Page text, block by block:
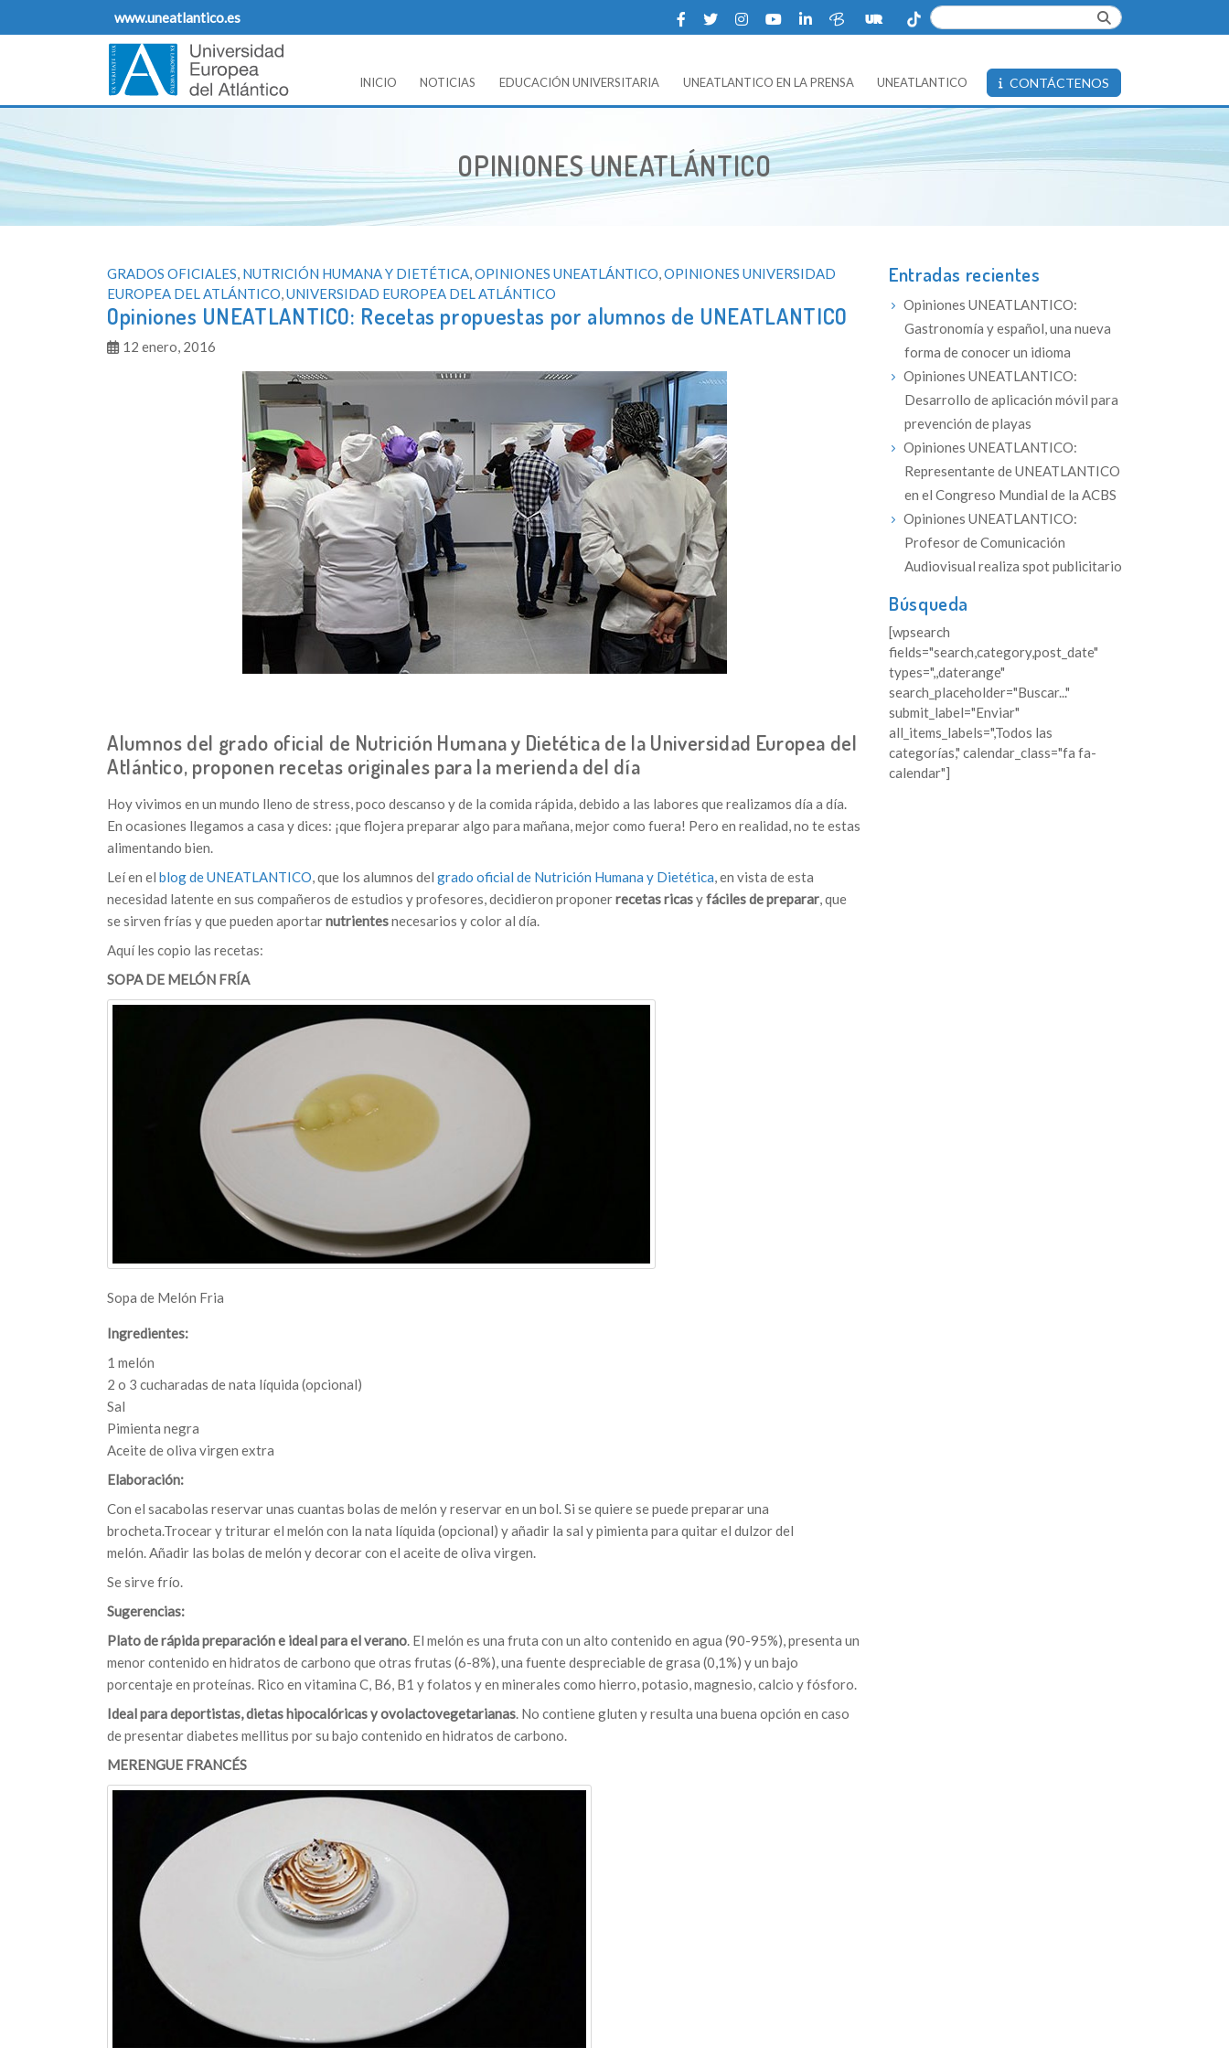
www.uneatlantico.es
Opiniones Universidad Europea del Atlantico
Blog de opiniones, noticias y comentarios sobre UNEATLANTICO (Universidad Europea del Atlántico).
INICIO NOTICIAS EDUCACIÓN UNIVERSITARIA UNEATLANTICO EN LA PRENSA UNEATLANTICO CONTÁCTENOS
OPINIONES UNEATLÁNTICO
GRADOS OFICIALES, NUTRICIÓN HUMANA Y DIETÉTICA,OPINIONES UNEATLÁNTICO,OPINIONES UNIVERSIDAD
EUROPEA DEL ATLÁNTICO,UNIVERSIDAD EUROPEA DEL ATLÁNTICO
Opiniones UNEATLANTICO: Recetas propuestas por alumnos de UNEATLANTICO
12 enero, 2016
Alumnos del grado oficial de Nutrición Humana y Dietética de la Universidad Europea del
Atlántico, proponen recetas originales para la merienda del día
Hoy vivimos en un mundo lleno de stress, poco descanso y de la comida rápida, debido a las labores que realizamos día a día.
En ocasiones llegamos a casa y dices: ¡que flojera preparar algo para mañana, mejor como fuera! Pero en realidad, no te estas
alimentando bien.
Leí en el blog de UNEATLANTICO, que los alumnos del grado oficial de Nutrición Humana y Dietética, en vista de esta
necesidad latente en sus compañeros de estudios y profesores, decidieron proponerrecetas ricasyfáciles de preparar, que
se sirven frías y que pueden aportarnutrientesnecesarios y color al día.
Aquí les copio las recetas:
SOPA DE MELÓN FRÍA
Sopa de Melón Fria
Ingredientes:
1 melón
2 o 3 cucharadas de nata líquida (opcional)
Sal
Pimienta negra
Aceite de oliva virgen extra
Elaboración:
Con el sacabolas reservar unas cuantas bolas de melón y reservar en un bol. Si se quiere se puede preparar una
brocheta.Trocear y triturar el melón con la nata líquida (opcional) y añadir la sal y pimienta para quitar el dulzor del
melón. Añadir las bolas de melón y decorar con el aceite de oliva virgen.
Se sirve frío.
Sugerencias:
Plato de rápida preparación e ideal para el verano. El melón es una fruta con un alto contenido en agua (90-95%), presenta un
menor contenido en hidratos de carbono que otras frutas (6-8%), una fuente despreciable de grasa (0,1%) y un bajo
porcentaje en proteínas. Rico en vitamina C, B6, B1 y folatos y en minerales como hierro, potasio, magnesio, calcio y fósforo.
Ideal para deportistas, dietas hipocalóricas y ovolactovegetarianas. No contiene gluten y resulta una buena opción en caso
de presentar diabetes mellitus por su bajo contenido en hidratos de carbono.
MERENGUE FRANCÉS
Entradas recientes
Opiniones UNEATLANTICO:
Gastronomía y español, una nueva
forma de conocer un idioma
Opiniones UNEATLANTICO:
Desarrollo de aplicación móvil para
prevención de playas
Opiniones UNEATLANTICO:
Representante de UNEATLANTICO
en el Congreso Mundial de la ACBS
Opiniones UNEATLANTICO:
Profesor de Comunicación
Audiovisual realiza spot publicitario
Búsqueda
[wpsearch
fields="search,category,post_date"
types=",,daterange"
search_placeholder="Buscar..."
submit_label="Enviar"
all_items_labels=",Todos las
categorías," calendar_class="fa fa-
calendar"]